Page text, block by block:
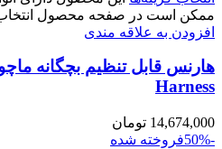
ممکن است در صفحه محصول
افزودن به علاقه مندی
Harness
14,674,000 تومان
-50%
فروخته شده